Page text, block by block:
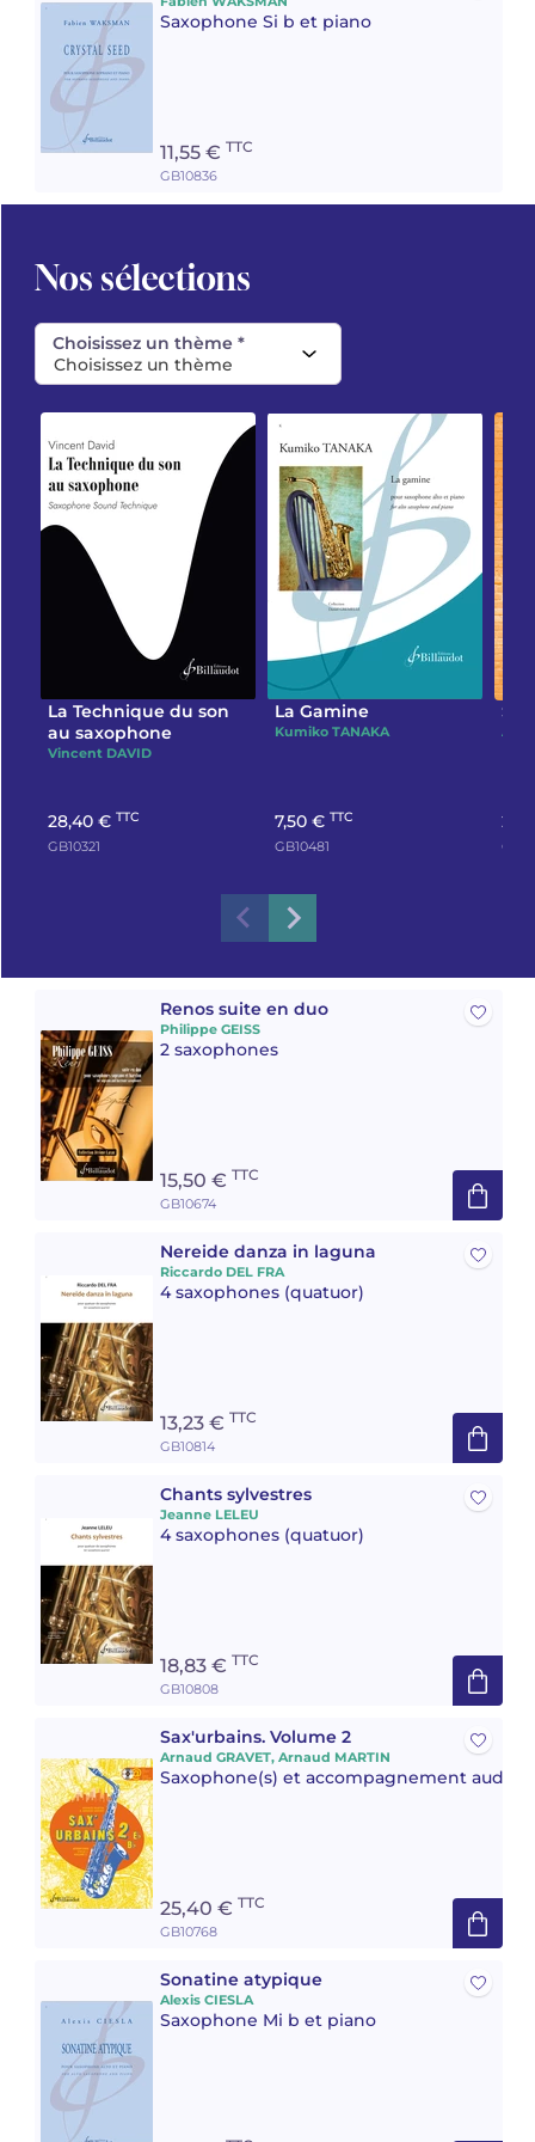
Saxophone Si b et piano
11,55 € TTC
GB10836
Renos suite en duo
Philippe GEISS
2 saxophones
15,50 € TTC
GB10674
Nos sélections
Choisissez un thème *
La Technique du son
au saxophone
Vincent DAVID
28,40 € TTC
GB10321
La Gamine
Kumiko TANAKA
7,50 € TTC
GB10481
Nereide danza in laguna
Riccardo DEL FRA
4 saxophones (quatuor)
13,23 € TTC
GB10814
Chants sylvestres
Jeanne LELEU
4 saxophones (quatuor)
18,83 € TTC
GB10808
Sax'urbains. Volume 2
Arnaud GRAVET, Arnaud MARTIN
Saxophone(s) et accompagnement audio
25,40 € TTC
GB10768
Sonatine atypique
Alexis CIESLA
Saxophone Mi b et piano